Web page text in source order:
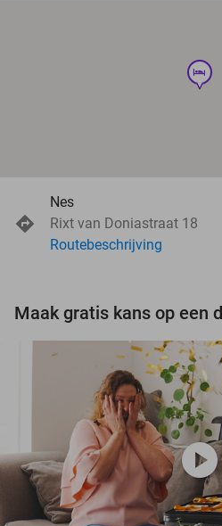
hotel
Nes
Rixt van Doniastraat 18
Routebeschrijving
play_circle